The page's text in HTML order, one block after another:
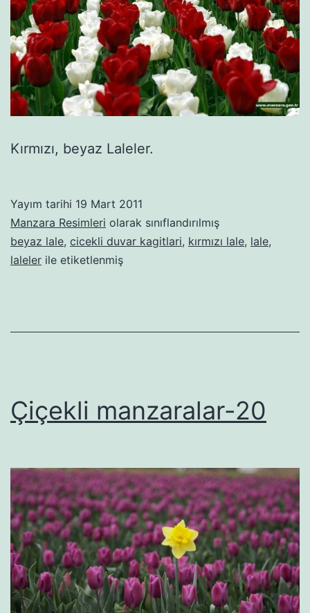
Kırmızı, beyaz Laleler.
Yayım tarihi 19 Mart 2011
Manzara Resimleri olarak sınıflandırılmış
beyaz lale, cicekli duvar kagitlari, kırmızı lale, lale,
laleler ile etiketlenmiş
Çiçekli manzaralar-20